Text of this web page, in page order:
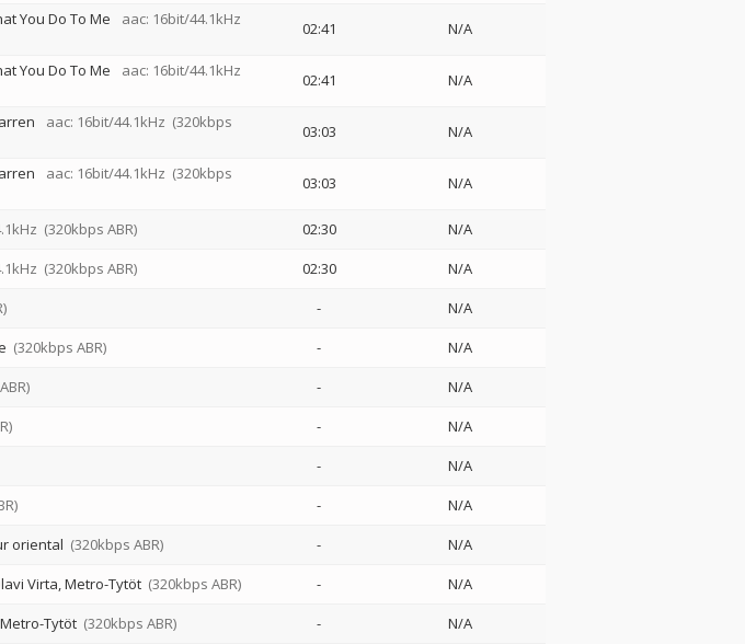
You Do To Me
aac: 16bit/44.1kHz
02:41 N/A
You Do To Me
aac: 16bit/44.1kHz
02:41 N/A
aac: 16bit/44.1kHz (320kbps
03:03 N/A
aac: 16bit/44.1kHz (320kbps
03:03 N/A
(320kbps ABR) 02:30
N/A
(320kbps ABR) 02:30
N/A
-
N/A
(320kbps ABR) -
N/A
-
N/A
-
N/A
-
N/A
-
N/A
oriental (320kbps ABR) -
N/A
Virta Metro-Tytöt (320kbps ABR) -
N/A
Metro-Tytöt (320kbps ABR) -
N/A